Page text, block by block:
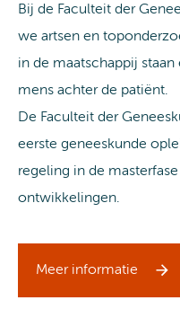
Bij de Faculteit der
we artsen en
in de maatschappij
mens achter de patiënt.
De Faculteit der
eerste geneeskunde
regeling in de
ontwikkelingen.
Meer informatie